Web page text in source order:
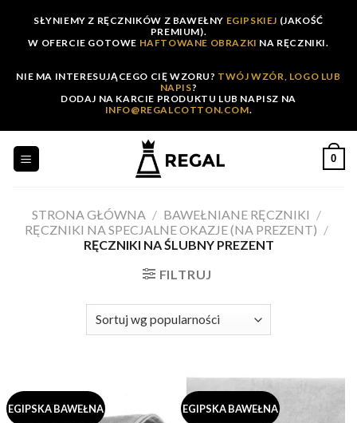
content
SŁYNIEMY Z RĘCZNIKÓW Z BAWEŁNY EGIPSKIEJ (JAKOŚĆ
PREMIUM).
W OFERCIE GOTOWE HAFTOWANE OBRAZKI NA RĘCZNIKI.
NIE MA INTERESUJĄCEGO CIĘ WZORU? TWÓJ WZÓR, LOGO LUB
NAPIS?
DODAJ NA KARCIE PRODUKTU LUB NAPISZ NA
INFO@REGALCOTTON.COM.
0
STRONA GŁÓWNA / BAWEŁNIANE RĘCZNIKI /
RĘCZNIKI NA SPECJALNE OKAZJE (NA PREZENT) /
RĘCZNIKI NA ŚLUBNY PREZENT
FILTRUJ
EGIPSKA BAWEŁNA EGIPSKA BAWEŁNA